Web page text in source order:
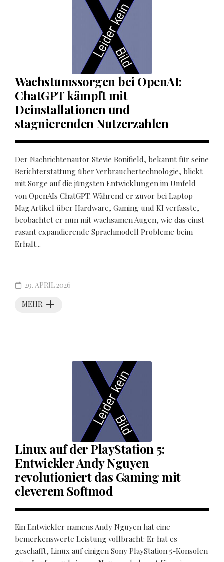
Wachstumssorgen bei OpenAI:
ChatGPT kämpft mit
Deinstallationen und
stagnierenden Nutzerzahlen
Der Nachrichtenautor Stevie Bonifield, bekannt für seine
Berichterstattung über Verbrauchertechnologie, blickt
mit Sorge auf die jüngsten Entwicklungen im Umfeld
von OpenAIs ChatGPT. Während er zuvor bei Laptop
Mag Artikel über Hardware, Gaming und KI verfasste,
beobachtet er nun mit wachsamen Augen, wie das einst
rasant expandierende Sprachmodell Probleme beim
Erhalt...
MEHR
29. APRIL 2026
Linux auf der PlayStation 5:
Entwickler Andy Nguyen
revolutioniert das Gaming mit
cleverem Softmod
Ein Entwickler namens Andy Nguyen hat eine
bemerkenswerte Leistung vollbracht: Er hat es
geschafft, Linux auf einigen Sony PlayStation 5-Konsolen